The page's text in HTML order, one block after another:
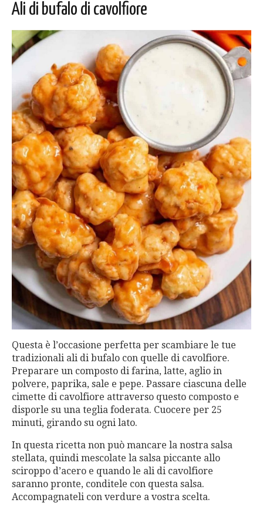
Ali di bufalo di cavolfiore
Questa è l’occasione perfetta per scambiare le tue
tradizionali ali di bufalo con quelle di cavolfiore.
Preparare un composto di farina, latte, aglio in
polvere, paprika, sale e pepe. Passare ciascuna delle
cimette di cavolfiore attraverso questo composto e
disporle su una teglia foderata. Cuocere per 25
minuti, girando su ogni lato.
In questa ricetta non può mancare la nostra salsa
stellata, quindi mescolate la salsa piccante allo
sciroppo d’acero e quando le ali di cavolfiore
saranno pronte, conditele con questa salsa.
Accompagnateli con verdure a vostra scelta.